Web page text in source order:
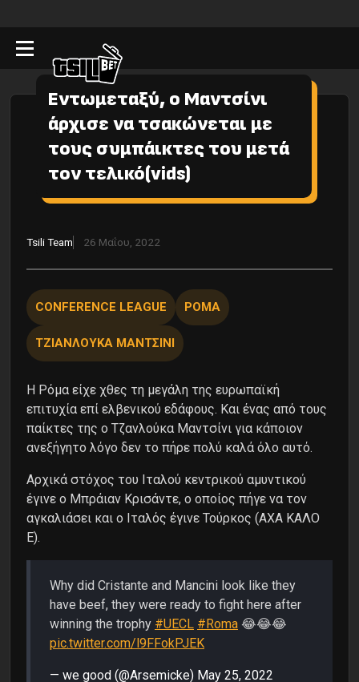
Εντωμεταξύ, ο Μαντσίνι
άρχισε να τσακώνεται με
τους συμπάικτες του μετά
τον τελικό(vids)
Tsili Team 26 Μαΐου, 2022
CONFERENCE LEAGUE ΡΟΜΑ
ΤΖΙΑΝΛΟΥΚΑ ΜΑΝΤΣΙΝΙ
H Ρόμα είχε χθες τη μεγάλη της ευρωπαϊκή
επιτυχία επί ελβενικού εδάφους. Και ένας από τους
παίκτες της ο Τζανλούκα Μαντσίνι για κάποιον
ανεξήγητο λόγο δεν το πήρε πολύ καλά όλο αυτό.
Αρχικά στόχος του Ιταλού κεντρικού αμυντικού
έγινε ο Μπράιαν Κρισάντε, ο οποίος πήγε να τον
αγκαλιάσει και ο Ιταλός έγινε Τούρκος (ΑΧΑ ΚΑΛΟ
Ε).
Why did Cristante and Mancini look like they
have beef, they were ready to fight here after
winning the trophy #UECL #Roma 😂😂😂
pic.twitter.com/l9FFokPJEK
— we good (@Arsemicke) May 25, 2022